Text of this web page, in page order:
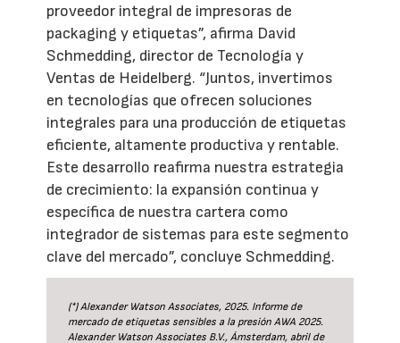
proveedor integral de impresoras de
packaging y etiquetas”, afirma David
Schmedding, director de Tecnología y
Ventas de Heidelberg. “Juntos, invertimos
en tecnologías que ofrecen soluciones
integrales para una producción de etiquetas
eficiente, altamente productiva y rentable.
Este desarrollo reafirma nuestra estrategia
de crecimiento: la expansión continua y
específica de nuestra cartera como
integrador de sistemas para este segmento
clave del mercado”, concluye Schmedding.
(*) Alexander Watson Associates, 2025. Informe de
mercado de etiquetas sensibles a la presión AWA 2025.
Alexander Watson Associates B.V., Ámsterdam, abril de